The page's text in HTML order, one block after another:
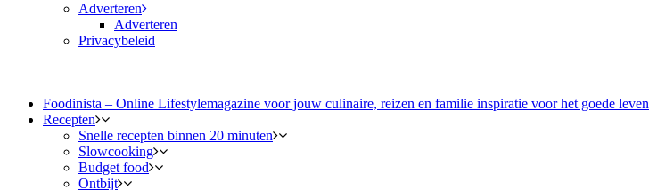
Adverteren
Adverteren
Privacybeleid
Foodinista – Online Lifestylemagazine voor jouw culinaire, reizen en familie inspiratie voor het goede leven
Recepten
Snelle recepten binnen 20 minuten
Slowcooking
Budget food
Ontbijt